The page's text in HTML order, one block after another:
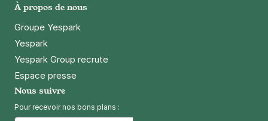
À propos de nous
Groupe Yespark
Yespark
Yespark Group recrute
Espace presse
Nous suivre
Pour recevoir nos bons plans :